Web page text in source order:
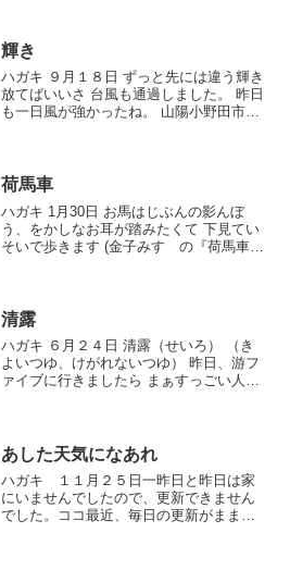
働きは少...
輝き
ハガキ ９月１８日 ずっと先には違う輝き
放てばいいさ 台風も通過しました。 昨日
も一日風が強かったね。 山陽小野田市で
た。 『天...
荷馬車
ハガキ 1月30日 お馬はじぶんの影んぼ
う、をかしなお耳が踏みたくて 下見てい
そいで歩きます (金子みすゞの『荷馬車』
作業で...
清露
ハガキ ６月２４日 清露（せいろ） （き
よいつゆ、けがれないつゆ） 昨日、游フ
ァイブに行きましたら まぁすっごい人で
けま...
あした天気になあれ
ハガキ １１月２５日一昨日と昨日は家
にいませんでしたので、更新できません
でした。ココ最近、毎日の更新がままな